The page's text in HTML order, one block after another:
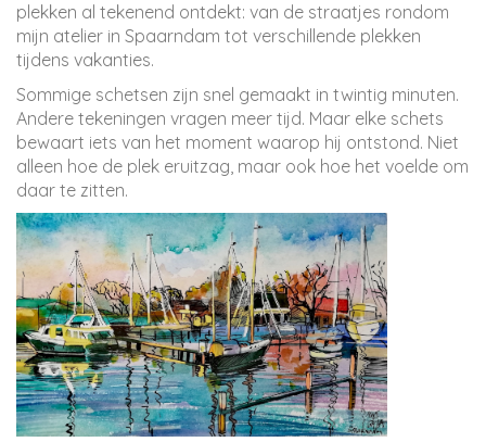
plekken al tekenend ontdekt: van de straatjes rondom
mijn atelier in Spaarndam tot verschillende plekken
tijdens vakanties.
Sommige schetsen zijn snel gemaakt in twintig minuten.
Andere tekeningen vragen meer tijd. Maar elke schets
bewaart iets van het moment waarop hij ontstond. Niet
alleen hoe de plek eruitzag, maar ook hoe het voelde om
daar te zitten.